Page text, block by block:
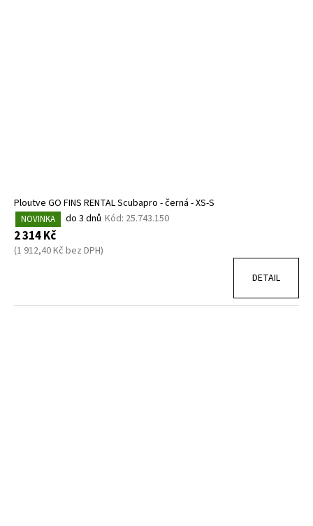
Ploutve GO FINS RENTAL Scubapro - černá - XS-S
NOVINKA do 3 dnů Kód: 25.743.150
2 314 Kč
(1 912,40 Kč bez DPH)
DETAIL